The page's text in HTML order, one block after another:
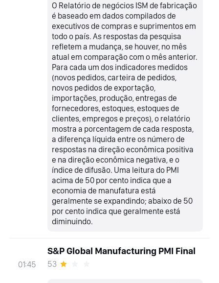
O Relatório de negócios ISM de fabricação
é baseado em dados compilados de
executivos de compras e suprimentos em
todo o país. As respostas da pesquisa
refletem a mudança, se houver, no mês
atual em comparação com o mês anterior.
Para cada um dos indicadores medidos
(novos pedidos, carteira de pedidos,
novos pedidos de exportação,
importações, produção, entregas de
fornecedores, estoques, estoques de
clientes, empregos e preços), o relatório
mostra a porcentagem de cada resposta,
a diferença líquida entre os número de
respostas na direção econômica positiva
e na direção econômica negativa, e o
índice de difusão. Uma leitura do PMI
acima de 50 por cento indica que a
economia de manufatura está
geralmente se expandindo; abaixo de 50
por cento indica que geralmente está
diminuindo.
01:45
S&P Global Manufacturing PMI Final
53